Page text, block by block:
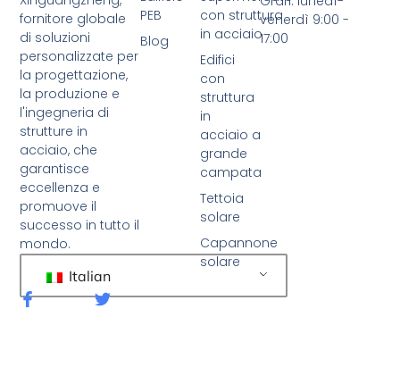
fornitore globale
di soluzioni
personalizzate per
la progettazione,
la produzione e
l'ingegneria di
strutture in
acciaio, che
garantisce
eccellenza e
promuove il
successo in tutto il
mondo.
Italian
F
a
C
con struttura
in acciaio
Edifici
con
struttura
in
acciaio a
grande
campata
Tettoia
solare
Capannone
solare
PEB
Blog
venerdì 9:00 -
17:00